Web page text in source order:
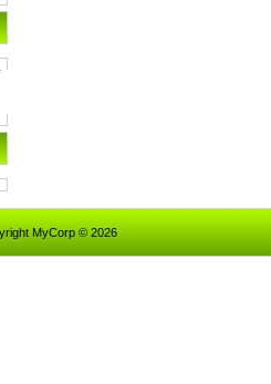
MyCorp © 2026